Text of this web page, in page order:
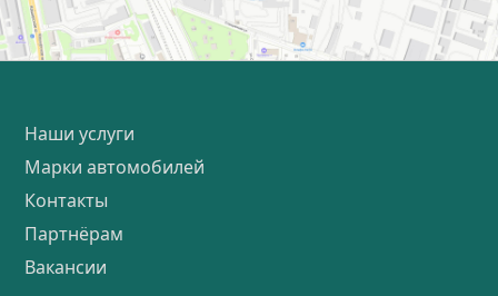
Наши услуги
Марки автомобилей
Контакты
Партнёрам
Вакансии